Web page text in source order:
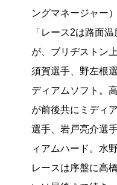
ングマネージャー）
「レース2は路面
が、ブリヂストン
須賀選手、野左根
ディアムソフト。
が前後共にミディ
選手、岩戸亮介選
ィアムハード。水
レースは序盤に高